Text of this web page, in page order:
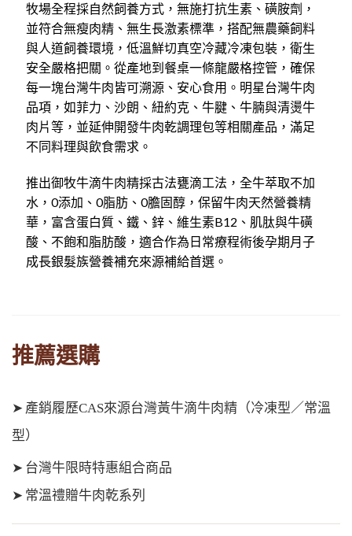
牧場全程採自然飼養方式，無施打抗生素、磺胺劑，
並符合無瘦肉精、無生長激素標準，搭配無農藥飼料
與人道飼養環境，低溫鮮切真空冷藏冷凍包裝，衛生
安全嚴格把關。從產地到餐桌一條龍嚴格控管，確保
每一塊台灣牛肉皆可溯源、安心食用。明星台灣牛肉
品項，如菲力、沙朗、紐約克、牛腱、牛腩與清燙牛
肉片等，並延伸開發牛肉乾調理包等相關產品，滿足
不同料理與飲食需求。
推出御牧牛滴牛肉精採古法甕滴工法，全牛萃取不加
水，0添加、0脂肪、0膽固醇，保留牛肉天然營養精
華，富含蛋白質、鐵、鋅、維生素B12、肌肽與牛磺
酸、不飽和脂肪酸，適合作為日常療程術後孕期月子
成長銀髮族營養補充來源補給首選。
推薦選購
➤ 產銷履歷CAS來源台灣黃牛滴牛肉精（冷凍型／常溫
型）
➤ 台灣牛限時特惠組合商品
➤ 常溫禮贈牛肉乾系列